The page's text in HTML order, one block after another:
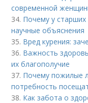
современной
34. Почему у старших
научные объяснения
35. Вред курения:
36. Важность
их благополучие
37. Почему пожилые
потребность
38. Как забота о